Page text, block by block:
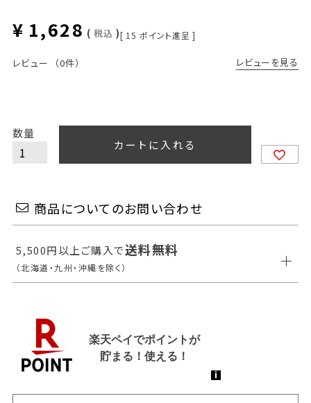
¥ 1,628 税込 [ 15 ポイント進呈 ]
レビュー （0件） レビューを見る
カートに入れる
商品についてのお問い合わせ
5,500円以上ご購入で送料無料
（北海道・九州・沖縄を除く）